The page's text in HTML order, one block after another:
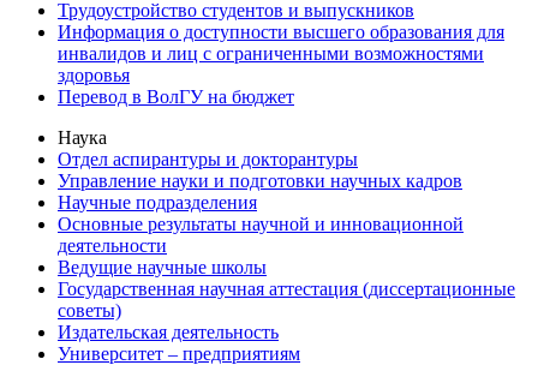
Трудоустройство студентов и выпускников
Информация о доступности высшего образования для
инвалидов и лиц с ограниченными возможностями
здоровья
Перевод в ВолГУ на бюджет
Наука
Отдел аспирантуры и докторантуры
Управление науки и подготовки научных кадров
Научные подразделения
Основные результаты научной и инновационной
деятельности
Ведущие научные школы
Государственная научная аттестация (диссертационные
советы)
Издательская деятельность
Университет – предприятиям